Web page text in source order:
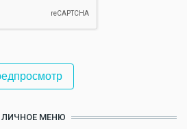
ЛИЧНОЕ МЕНЮ